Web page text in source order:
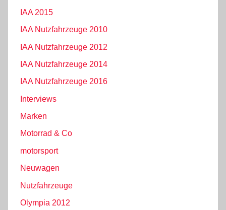
IAA 2015
IAA Nutzfahrzeuge 2010
IAA Nutzfahrzeuge 2012
IAA Nutzfahrzeuge 2014
IAA Nutzfahrzeuge 2016
Interviews
Marken
Motorrad & Co
motorsport
Neuwagen
Nutzfahrzeuge
Olympia 2012